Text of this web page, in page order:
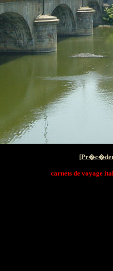
[
carnets de voyage